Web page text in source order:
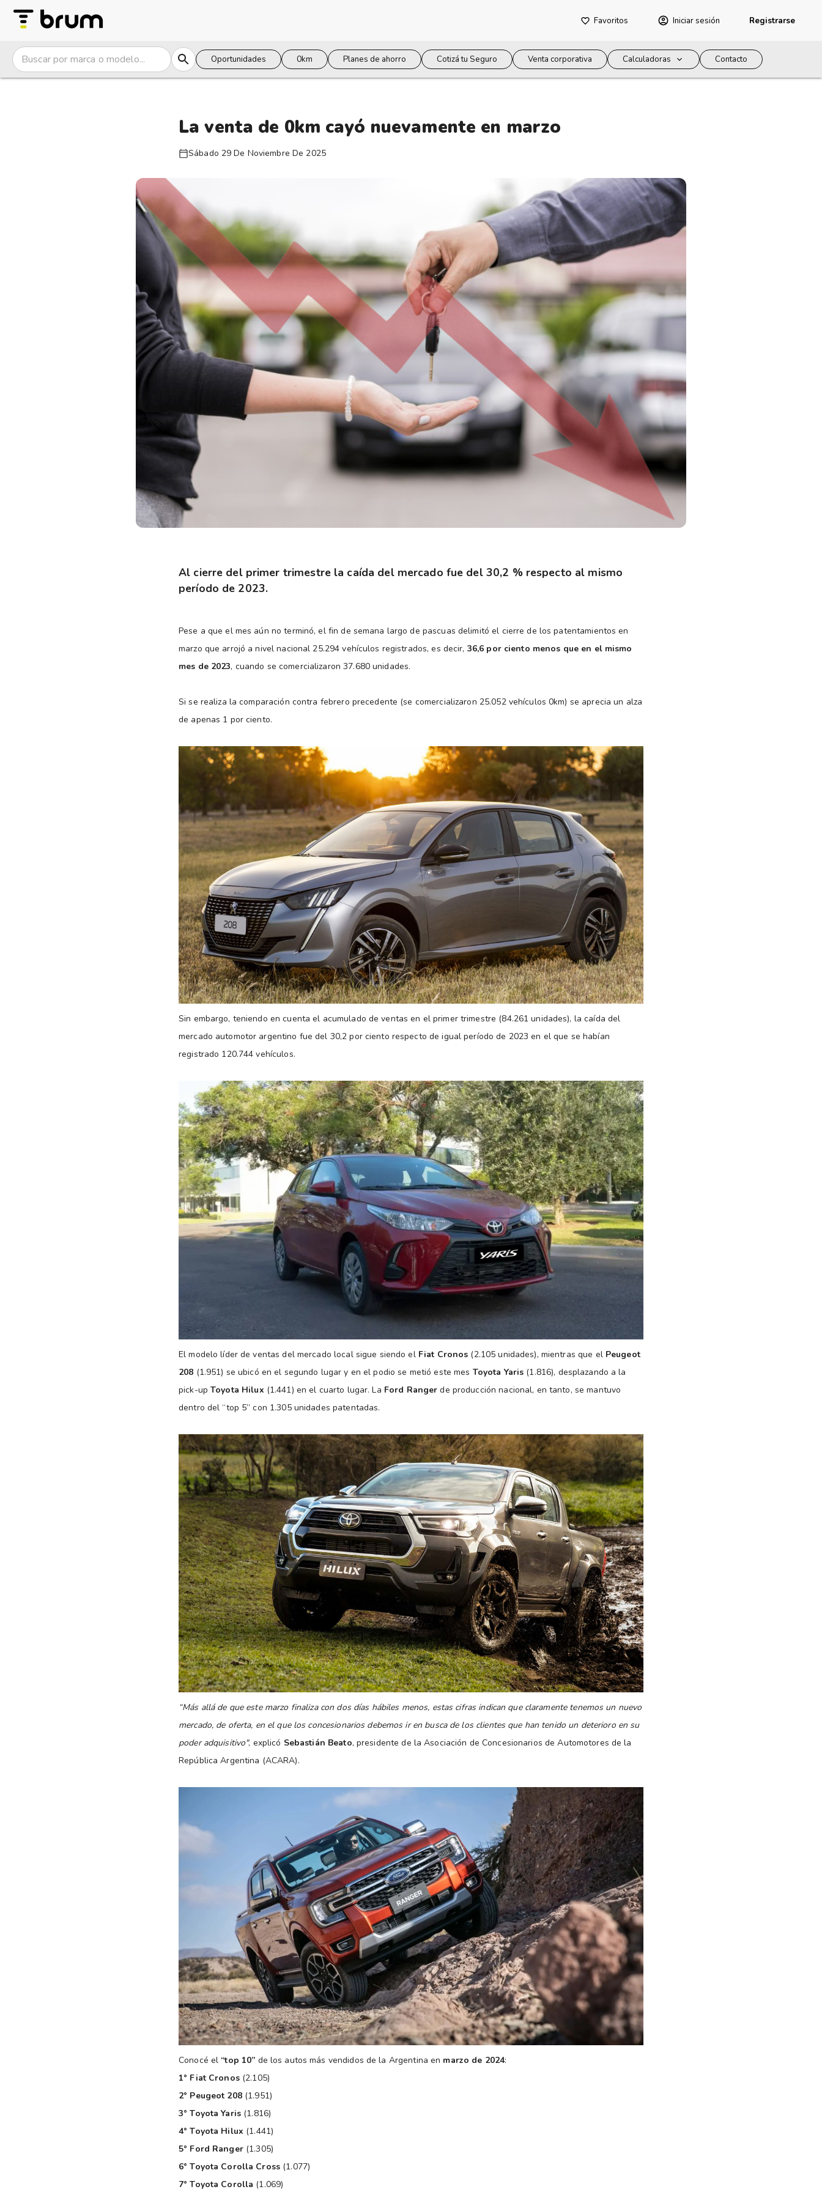
Favoritos Iniciar sesión Registrarse
Oportunidades 0km Planes de ahorro Cotizá tu Seguro Venta corporativa Calculadoras Contacto
La venta de 0km cayó nuevamente en marzo
Sábado 29 De Noviembre De 2025
Al cierre del primer trimestre la caída del mercado fue del 30,2 % respecto al mismo
período de 2023.
Pese a que el mes aún no terminó, el fin de semana largo de pascuas delimitó el cierre de los patentamientos en
marzo que arrojó a nivel nacional 25.294 vehículos registrados, es decir, 36,6 por ciento menos que en el mismo
mes de 2023, cuando se comercializaron 37.680 unidades.
Si se realiza la comparación contra febrero precedente (se comercializaron 25.052 vehículos 0km) se aprecia un alza
de apenas 1 por ciento.
Sin embargo, teniendo en cuenta el acumulado de ventas en el primer trimestre (84.261 unidades), la caída del
mercado automotor argentino fue del 30,2 por ciento respecto de igual período de 2023 en el que se habían
registrado 120.744 vehículos.
El modelo líder de ventas del mercado local sigue siendo el Fiat Cronos (2.105 unidades), mientras que el Peugeot
208 (1.951) se ubicó en el segundo lugar y en el podio se metió este mes Toyota Yaris (1.816), desplazando a la
pick-upToyota Hilux (1.441) en el cuarto lugar. La Ford Ranger de producción nacional, en tanto, se mantuvo
dentro del “top 5” con 1.305 unidades patentadas.
“Más allá de que este marzo finaliza con dos días hábiles menos, estas cifras indican que claramente tenemos un nuevo
mercado, de oferta, en el que los concesionarios debemos ir en busca de los clientes que han tenido un deterioro en su
poder adquisitivo", explicó Sebastián Beato, presidente de la Asociación de Concesionarios de Automotores de la
República Argentina (ACARA).
Conocé el “top 10” de los autos más vendidos de la Argentina en marzo de 2024:
1° Fiat Cronos(2.105)
2° Peugeot 208(1.951)
3° Toyota Yaris(1.816)
4° Toyota Hilux (1.441)
5° Ford Ranger(1.305)
6° Toyota Corolla Cross (1.077)
7° Toyota Corolla (1.069)